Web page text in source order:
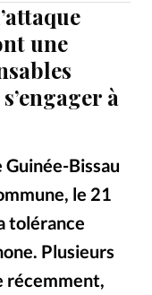
Economie
religieuse
Religions
une
à
Bissau
le 21
tolérance
Plusieurs
récemment,